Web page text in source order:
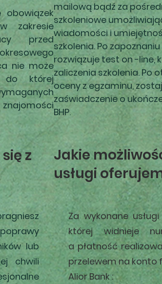
obowiązek
zakresie
przed
nie może
do której
z
mailową bądź za
szkoleniowe
wiadomości i
szkolenia. Po
rozwiązuje test on -line,
zaliczenia szkolenia. Po
oceny z egzaminu,
zaświadczenie o
BHP.
Jakie
usługi
lub
chwili
Za wykonane usługi
której widnieje
apłatność
przelewem na konto
Alior Bank :